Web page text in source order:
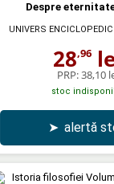
Despre
UNIVERS
28,96
PRP:38,10
stoc
➤ alertă